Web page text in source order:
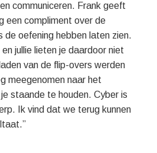
communiceren. Frank geeft
een compliment over de
de oefening hebben laten zien.
jullie lieten je daardoor niet
van de flip-overs werden
meegenomen naar het
staande te houden. Cyber is
Ik vind dat we terug kunnen